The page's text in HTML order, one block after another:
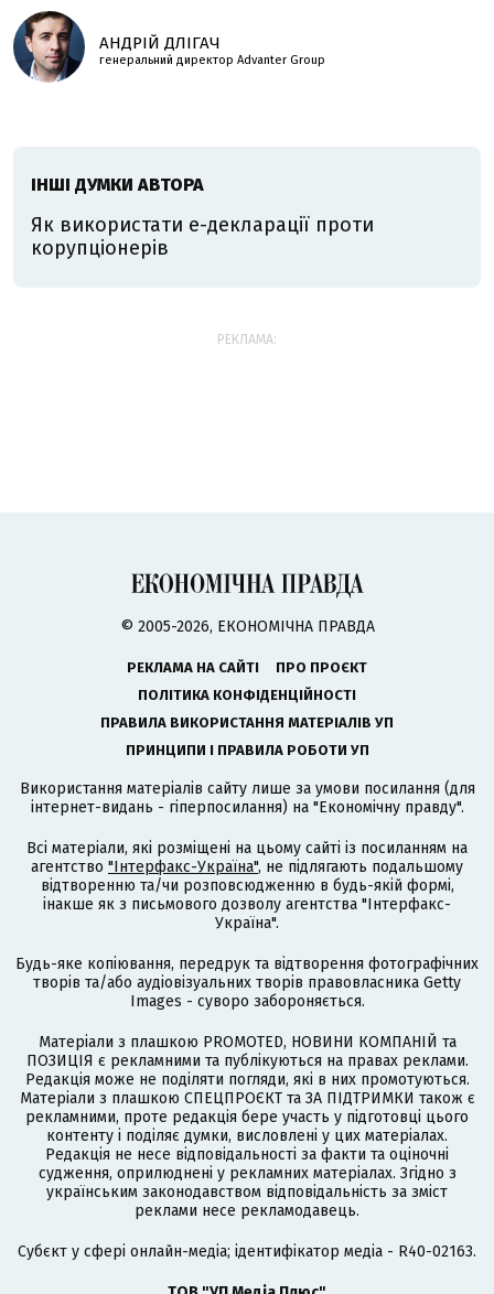
АНДРІЙ ДЛІГАЧ
генеральний директор Advanter Group
ІНШІ ДУМКИ АВТОРА
Як використати е-декларації проти
корупціонерів
РЕКЛАМА:
© 2005-2026, ЕКОНОМІЧНА ПРАВДА
РЕКЛАМА НА САЙТІ
ПРО ПРОЄКТ
ПОЛІТИКА КОНФІДЕНЦІЙНОСТІ
ПРАВИЛА ВИКОРИСТАННЯ МАТЕРІАЛІВ УП
ПРИНЦИПИ І ПРАВИЛА РОБОТИ УП
Використання матеріалів сайту лише за умови посилання (для
інтернет-видань - гіперпосилання) на "Економічну правду".
Всі матеріали, які розміщені на цьому сайті із посиланням на
агентство "Інтерфакс-Україна", не підлягають подальшому
відтворенню та/чи розповсюдженню в будь-якій формі,
інакше як з письмового дозволу агентства "Інтерфакс-
Україна".
Будь-яке копіювання, передрук та відтворення фотографічних
творів та/або аудіовізуальних творів правовласника Getty
Images - суворо забороняється.
Матеріали з плашкою PROMOTED, НОВИНИ КОМПАНІЙ та
ПОЗИЦІЯ є рекламними та публікуються на правах реклами.
Редакція може не поділяти погляди, які в них промотуються.
Матеріали з плашкою СПЕЦПРОЄКТ та ЗА ПІДТРИМКИ також є
рекламними, проте редакція бере участь у підготовці цього
контенту і поділяє думки, висловлені у цих матеріалах.
Редакція не несе відповідальності за факти та оціночні
судження, оприлюднені у рекламних матеріалах. Згідно з
українським законодавством відповідальність за зміст
реклами несе рекламодавець.
Cубєкт у сфері онлайн-медіа; ідентифікатор медіа - R40-02163.